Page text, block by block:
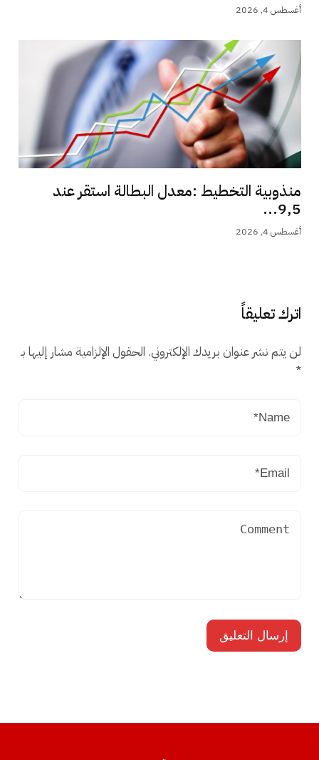
أغسطس 4, 2026
منذوبية التخطيط :معدل البطالة استقر عند
9,5...
أغسطس 4, 2026
اترك تعليقاً
لن يتم نشر عنوان بريدك الإلكتروني. الحقول الإلزامية مشار إليها بـ
*